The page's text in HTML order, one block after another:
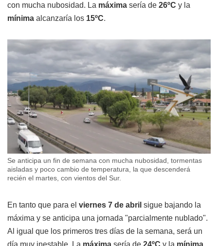
con mucha nubosidad. La máxima sería de 26ºC y la
mínima alcanzaría los 15ºC.
Se anticipa un fin de semana con mucha nubosidad, tormentas
aisladas y poco cambio de temperatura, la que descenderá
recién el martes, con vientos del Sur.
En tanto que para el viernes 7 de abril sigue bajando la
máxima y se anticipa una jornada "parcialmente nublado".
Al igual que los primeros tres días de la semana, será un